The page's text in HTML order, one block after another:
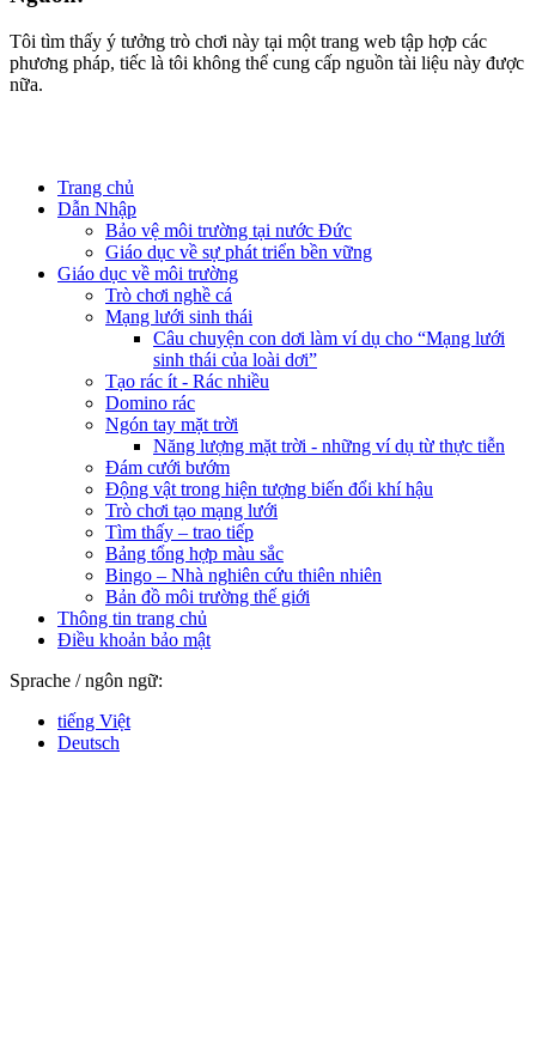
Tôi tìm thấy ý tưởng trò chơi này tại một trang web tập hợp các
phương pháp, tiếc là tôi không thể cung cấp nguồn tài liệu này được
nữa.
Trang chủ
Dẫn Nhập
Bảo vệ môi trường tại nước Đức
Giáo dục về sự phát triển bền vững
Giáo dục về môi trường
Trò chơi nghề cá
Mạng lưới sinh thái
Câu chuyện con dơi làm ví dụ cho “Mạng lưới
sinh thái của loài dơi”
Tạo rác ít - Rác nhiều
Domino rác
Ngón tay mặt trời
Năng lượng mặt trời - những ví dụ từ thực tiễn
Đám cưới bướm
Động vật trong hiện tượng biến đổi khí hậu
Trò chơi tạo mạng lưới
Tìm thấy – trao tiếp
Bảng tổng hợp màu sắc
Bingo – Nhà nghiên cứu thiên nhiên
Bản đồ môi trường thế giới
Thông tin trang chủ
Điều khoản bảo mật
Sprache / ngôn ngữ:
tiếng Việt
Deutsch